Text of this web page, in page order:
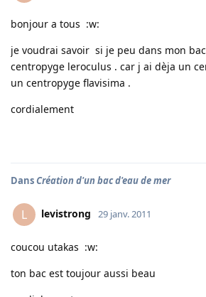
bonjour a tous :w:
je voudrai savoir si je peu dans mon
centropyge leroculus . car j ai dèja un
un centropyge flavisima .
cordialement
DansCréation d'un bac d'eau de mer
L levistrong 29 janv. 2011
coucou utakas :w:
ton bac est toujour aussi beau